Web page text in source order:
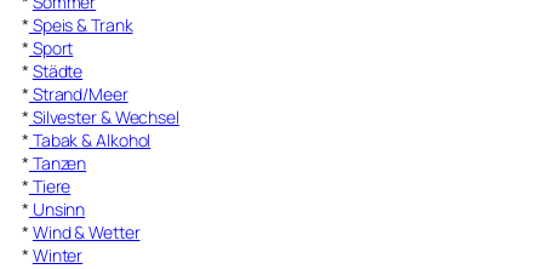
* Speis & Trank
* Sport
* Städte
* Strand/Meer
* Silvester & Wechsel
* Tabak & Alkohol
* Tanzen
* Tiere
* Unsinn
* Wind & Wetter
* Winter